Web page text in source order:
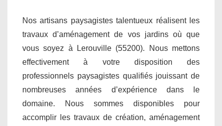
Nos artisans paysagistes talentueux réalisent les
travaux d’aménagement de vos jardins où que
vous soyez à Lerouville (55200). Nous mettons
effectivement à votre disposition des
professionnels paysagistes qualifiés jouissant de
nombreuses années d’expérience dans le
domaine. Nous sommes disponibles pour
accomplir les travaux de création, aménagement